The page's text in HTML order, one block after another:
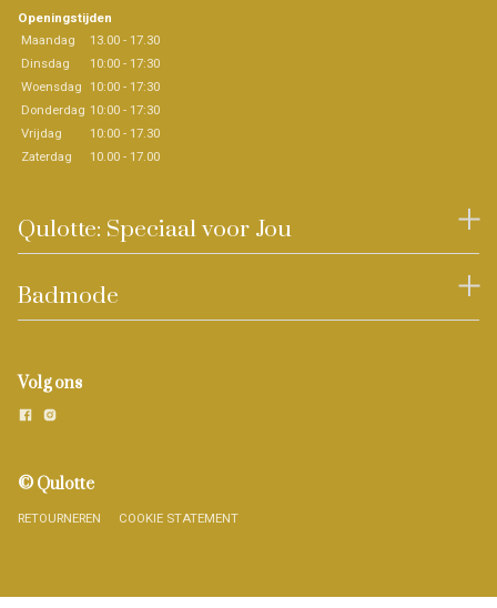
Openingstijden
Maandag
13.00 - 17.30
Dinsdag
10:00 - 17:30
Woensdag 10:00 - 17:30
Donderdag 10:00 - 17:30
Vrijdag
10:00 - 17.30
Zaterdag
10.00 - 17.00
Qulotte: Speciaal voor Jou
Badmode
Volg ons
© Qulotte
RETOURNEREN COOKIE STATEMENT